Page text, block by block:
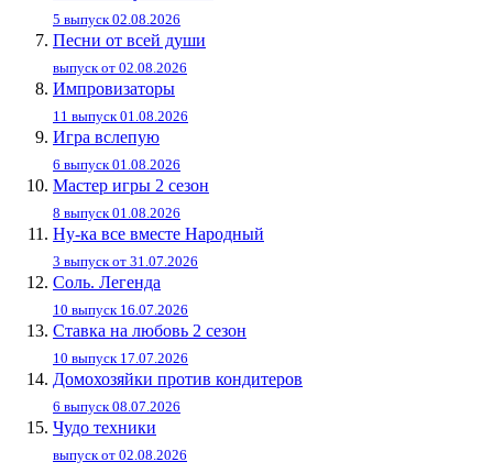
5 выпуск 02.08.2026
Песни от всей души
выпуск от 02.08.2026
Импровизаторы
11 выпуск 01.08.2026
Игра вслепую
6 выпуск 01.08.2026
Мастер игры 2 сезон
8 выпуск 01.08.2026
Ну-ка все вместе Народный
3 выпуск от 31.07.2026
Соль. Легенда
10 выпуск 16.07.2026
Ставка на любовь 2 сезон
10 выпуск 17.07.2026
Домохозяйки против кондитеров
6 выпуск 08.07.2026
Чудо техники
выпуск от 02.08.2026